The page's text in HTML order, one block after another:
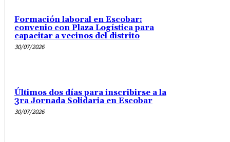
Formación laboral en Escobar:
convenio con Plaza Logística para
capacitar a vecinos del distrito
30/07/2026
Últimos dos días para inscribirse a la
3ra Jornada Solidaria en Escobar
30/07/2026